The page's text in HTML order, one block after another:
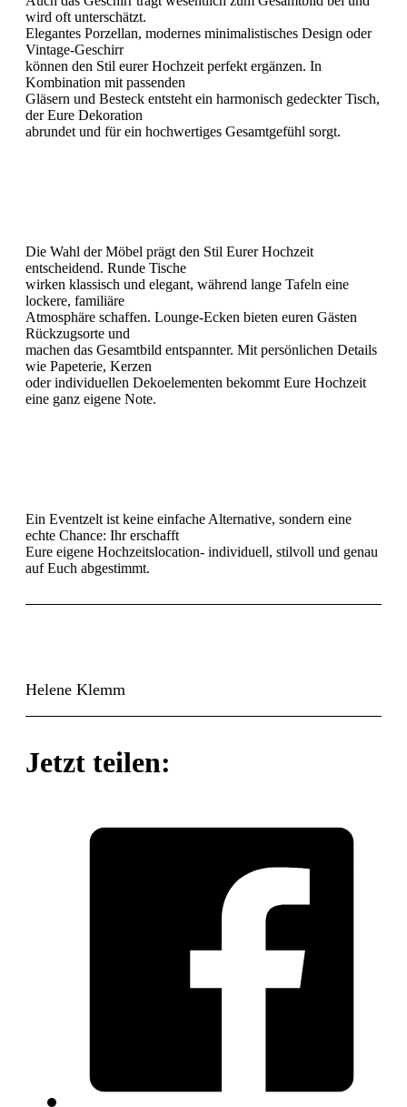
wird oft unterschätzt.
Elegantes Porzellan, modernes minimalistisches Design oder
Vintage-Geschirr
können den Stil eurer Hochzeit perfekt ergänzen. In
Kombination mit passenden
Gläsern und Besteck entsteht ein harmonisch gedeckter Tisch,
der Eure Dekoration
abrundet und für ein hochwertiges Gesamtgefühl sorgt.
Die Wahl der Möbel prägt den Stil Eurer Hochzeit
entscheidend. Runde Tische
wirken klassisch und elegant, während lange Tafeln eine
lockere, familiäre
Atmosphäre schaffen. Lounge-Ecken bieten euren Gästen
Rückzugsorte und
machen das Gesamtbild entspannter. Mit persönlichen Details
wie Papeterie, Kerzen
oder individuellen Dekoelementen bekommt Eure Hochzeit
eine ganz eigene Note.
Ein Eventzelt ist keine einfache Alternative, sondern eine
echte Chance: Ihr erschafft
Eure eigene Hochzeitslocation- individuell, stilvoll und genau
auf Euch abgestimmt.
Helene Klemm
Jetzt teilen: